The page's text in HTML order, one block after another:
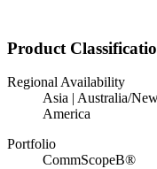
Product
Regional Availability
Asia | Australia/
America
Portfolio
CommScopeВ®